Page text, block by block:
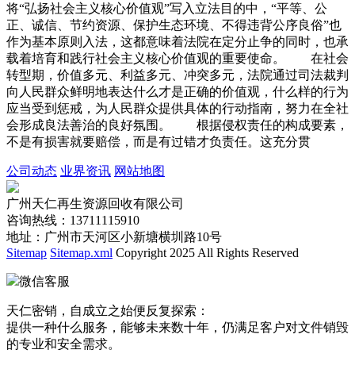
将“弘扬社会主义核心价值观”写入立法目的中，“平等、公
正、诚信、节约资源、保护生态环境、不得违背公序良俗”也
作为基本原则入法，这都意味着法院在定分止争的同时，也承
载着培育和践行社会主义核心价值观的重要使命。 在社会
转型期，价值多元、利益多元、冲突多元，法院通过司法裁判
向人民群众鲜明地表达什么才是正确的价值观，什么样的行为
应当受到惩戒，为人民群众提供具体的行动指南，努力在全社
会形成良法善治的良好氛围。 根据侵权责任的构成要素，
不是有损害就要赔偿，而是有过错才负责任。这充分贯
公司动态 业界资讯 网站地图
广州天仁再生资源回收有限公司
咨询热线：13711115910
地址：广州市天河区小新塘横圳路10号
Sitemap Sitemap.xml Copyright 2025 All Rights Reserved
微信客服
天仁密销，自成立之始便反复探索：
提供一种什么服务，能够未来数十年，仍满足客户对文件销毁
的专业和安全需求。